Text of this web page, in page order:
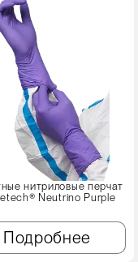
нитриловые перчат
Neutrino Purple
Подробнее